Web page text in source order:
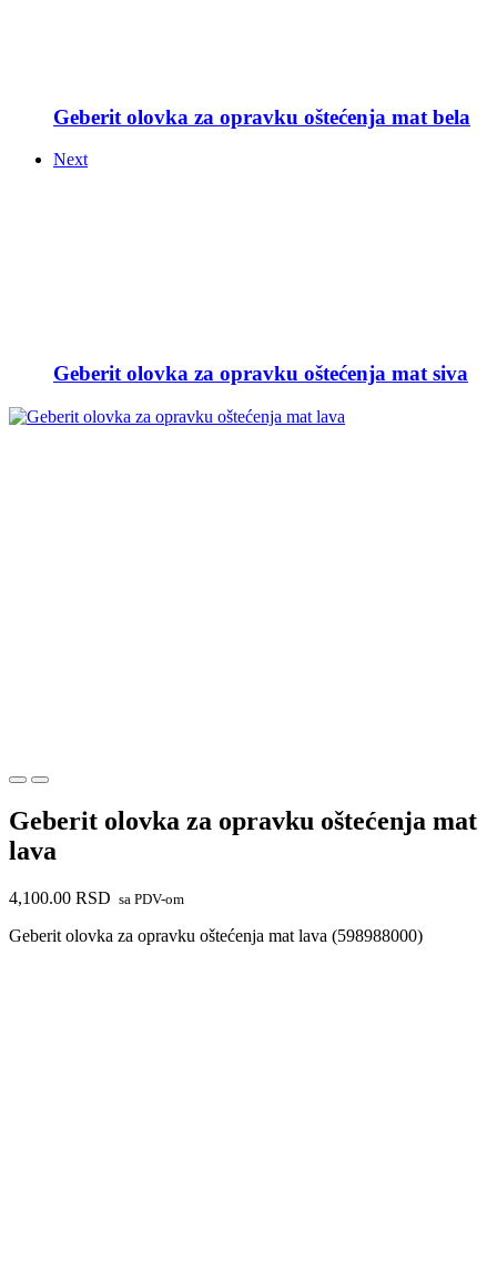
Geberit olovka za opravku oštećenja mat bela
Next
Geberit olovka za opravku oštećenja mat siva
Geberit olovka za opravku oštećenja mat
lava
4,100.00 RSD sa PDV-om
Geberit olovka za opravku oštećenja mat lava (598988000)